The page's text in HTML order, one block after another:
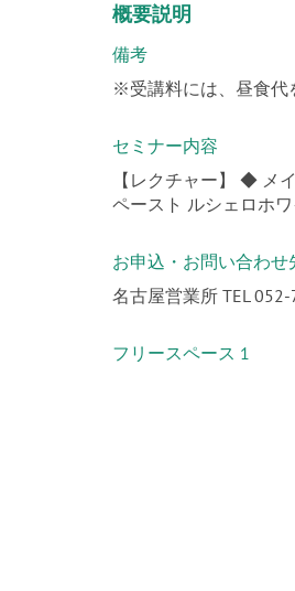
概要説明
備考
※受講料には、昼食代
セミナー内容
【レクチャー】 ◆ メ
ペースト ルシェロホ
お申込・お問い合わせ
名古屋営業所 TEL
フリースペース 1